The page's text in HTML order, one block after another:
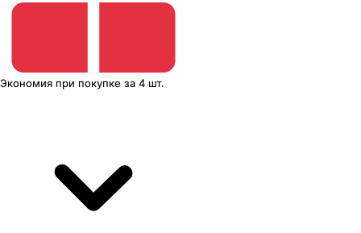
Экономия при покупке за 4 шт.